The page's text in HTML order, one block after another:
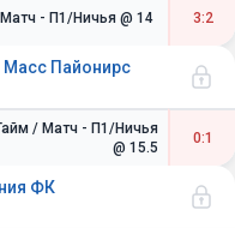
- П1/Ничья @ 14 3:2
Масс Пайонирс
/ Матч - П1/Ничья
@ 15.5
0:1
ФК